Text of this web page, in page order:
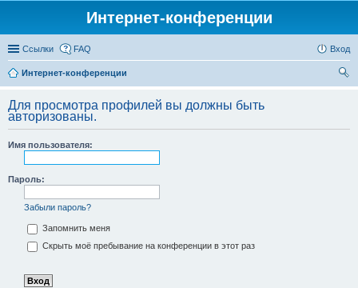
Интернет-конференции
Ссылки FAQ Вход
Интернет-конференции
Для просмотра профилей вы должны быть
авторизованы.
Имя пользователя:
Пароль:
Забыли пароль?
Запомнить меня
Скрыть моё пребывание на конференции в этот раз